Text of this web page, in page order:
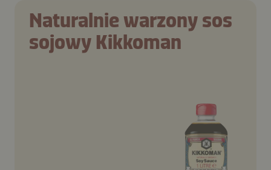
Naturalnie warzony sos
sojowy Kikkoman